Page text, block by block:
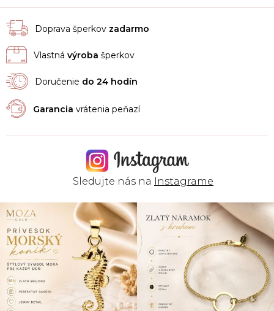
Doprava šperkov zadarmo
Vlastná výroba šperkov
Doručenie do 24 hodín
Garancia vrátenia peňazí
Sledujte nás na Instagrame